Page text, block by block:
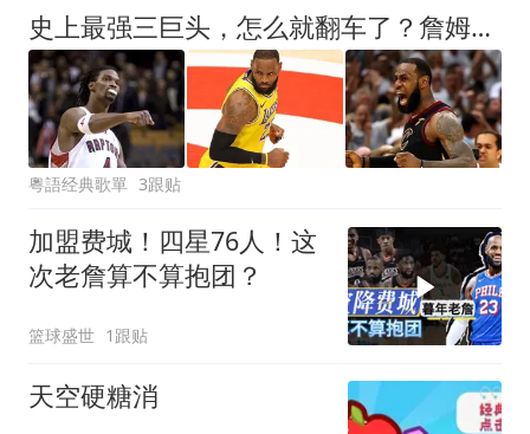
史上最强三巨头，怎么就翻车了？詹姆斯8分释兵权的原因是什么？
粵語经典歌單 3跟贴
加盟费城！四星76人！这
次老詹算不算抱团？
篮球盛世 1跟贴
天空硬糖消